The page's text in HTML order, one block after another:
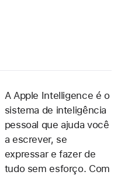
A Apple Intelligence é o
sistema de inteligência
pessoal que ajuda você
a escrever, se
expressar e fazer de
tudo sem esforço. Com